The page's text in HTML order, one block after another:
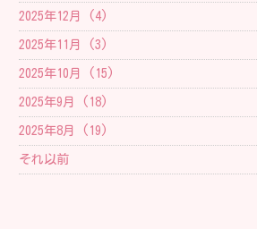
2025年12月 (4)
2025年11月 (3)
2025年10月 (15)
2025年9月 (18)
2025年8月 (19)
それ以前